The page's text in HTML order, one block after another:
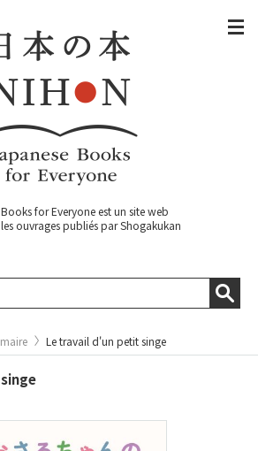
for Everyone est un site web
ouvrages publiés par Shogakukan
Le travail d'un petit singe